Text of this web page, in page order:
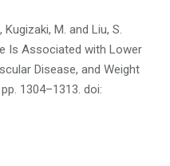
Kugizaki, M. and Liu, S.
Is Associated with Lower
Disease, and Weight
1304–1313. doi: